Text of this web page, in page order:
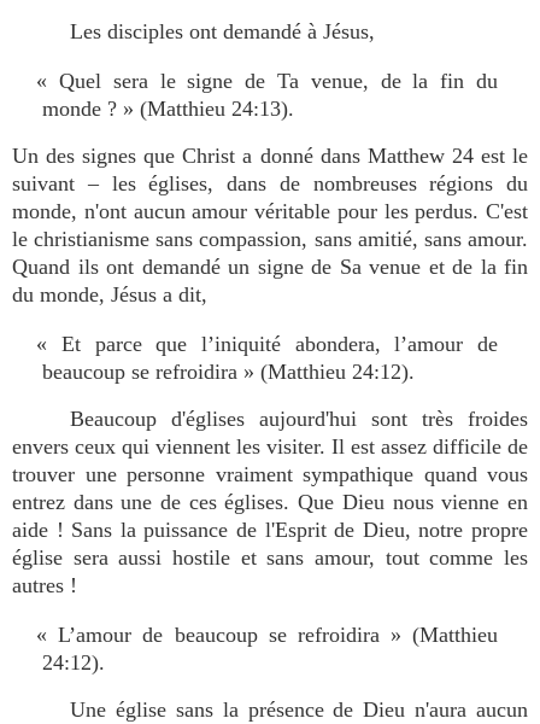
Les disciples ont demandé à Jésus,
« Quel sera le signe de Ta venue, de la fin du
monde ? » (Matthieu 24:13).
Un des signes que Christ a donné dans Matthew 24 est le
suivant – les églises, dans de nombreuses régions du
monde, n'ont aucun amour véritable pour les perdus. C'est
le christianisme sans compassion, sans amitié, sans amour.
Quand ils ont demandé un signe de Sa venue et de la fin
du monde, Jésus a dit,
« Et parce que l’iniquité abondera, l’amour de
beaucoup se refroidira » (Matthieu 24:12).
Beaucoup d'églises aujourd'hui sont très froides
envers ceux qui viennent les visiter. Il est assez difficile de
trouver une personne vraiment sympathique quand vous
entrez dans une de ces églises. Que Dieu nous vienne en
aide ! Sans la puissance de l'Esprit de Dieu, notre propre
église sera aussi hostile et sans amour, tout comme les
autres !
« L’amour de beaucoup se refroidira » (Matthieu
24:12).
Une église sans la présence de Dieu n'aura aucun